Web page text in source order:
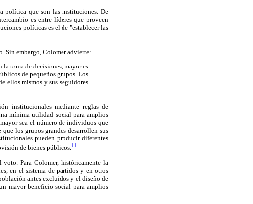
política que son las instituciones. De
es entre líderes que proveen
políticas es el de "establecer las
Sin embargo, Colomer advierte:
la toma de decisiones, mayor es
de pequeños grupos. Los
ellos mismos y sus seguidores
institucionales mediante reglas de
mínima utilidad social para amplios
sea el número de individuos que
los grupos grandes desarrollen sus
pueden producir diferentes
de bienes públicos.11
Para Colomer, históricamente la
en el sistema de partidos y en otros
antes excluidos y el diseño de
mayor beneficio social para amplios